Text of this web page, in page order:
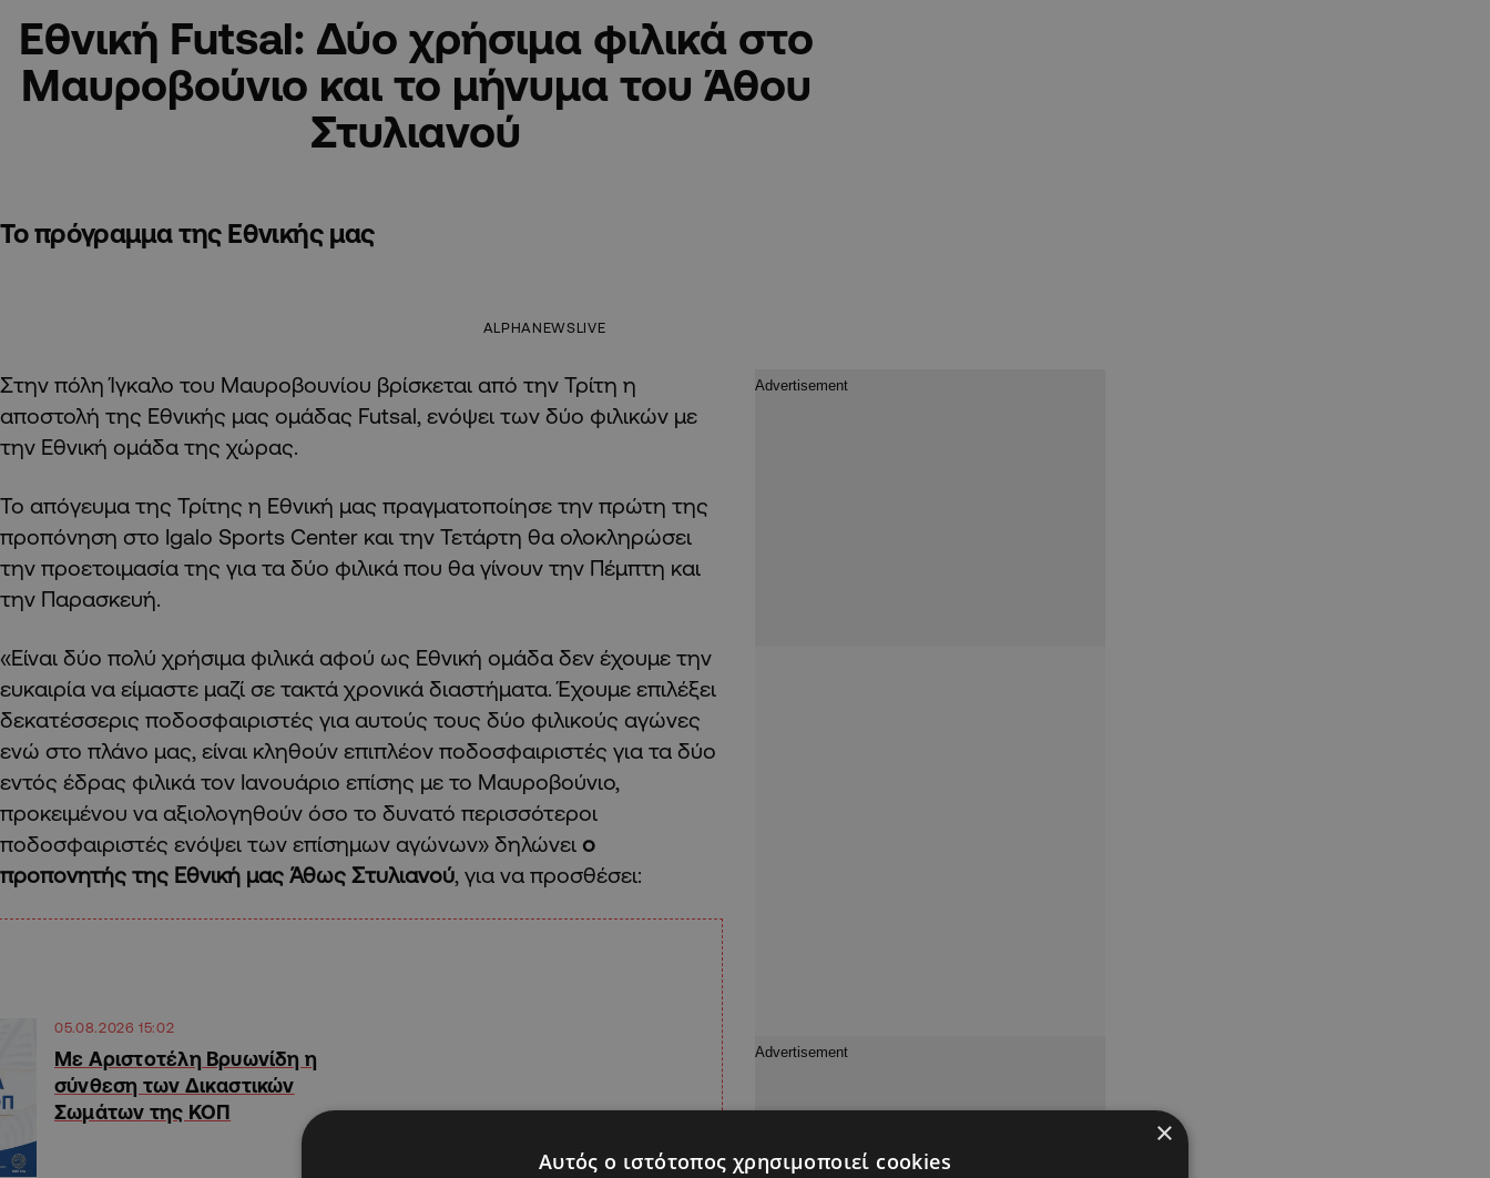
Εθνική Futsal: Δύο χρήσιμα φιλικά στο
Μαυροβούνιο και το μήνυμα του Άθου
Στυλιανού
Το πρόγραμμα της Εθνικής μας
ALPHANEWSLIVE
Στην πόλη Ίγκαλο του Μαυροβουνίου βρίσκεται από την Τρίτη η
αποστολή της Εθνικής μας ομάδας Futsal, ενόψει των δύο φιλικών με
την Εθνική ομάδα της χώρας.
Το απόγευμα της Τρίτης η Εθνική μας πραγματοποίησε την πρώτη της
προπόνηση στο Igalo Sports Center και την Τετάρτη θα ολοκληρώσει
την προετοιμασία της για τα δύο φιλικά που θα γίνουν την Πέμπτη και
την Παρασκευή.
«Είναι δύο πολύ χρήσιμα φιλικά αφού ως Εθνική ομάδα δεν έχουμε την
ευκαιρία να είμαστε μαζί σε τακτά χρονικά διαστήματα. Έχουμε επιλέξει
δεκατέσσερις ποδοσφαιριστές για αυτούς τους δύο φιλικούς αγώνες
ενώ στο πλάνο μας, είναι κληθούν επιπλέον ποδοσφαιριστές για τα δύο
εντός έδρας φιλικά τον Ιανουάριο επίσης με το Μαυροβούνιο,
προκειμένου να αξιολογηθούν όσο το δυνατό περισσότεροι
ποδοσφαιριστές ενόψει των επίσημων αγώνων» δηλώνει ο
προπονητής της Εθνική μας Άθως Στυλιανού, για να προσθέσει:
05.08.2026 15:02
Με Αριστοτέλη Βρυωνίδη η
σύνθεση των Δικαστικών
Σωμάτων της ΚΟΠ
×
Αυτός ο ιστότοπος χρησιμοποιεί cookies